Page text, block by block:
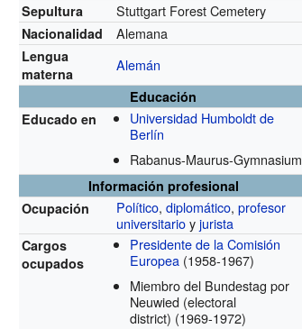
Sepultura Stuttgart Forest Cemetery
Nacionalidad Alemana
Lengua
materna
Alemán
Educación
Educado en
Universidad Humboldt de
Berlín
Rabanus-Maurus-Gymnasium
Información profesional
Ocupación
Político,diplomático,profesor
universitarioyjurista
Cargos
ocupados
Presidente de la Comisión
Europea (1958-1967)
Miembro del Bundestag por
Neuwied (electoral
district) (1969-1972)